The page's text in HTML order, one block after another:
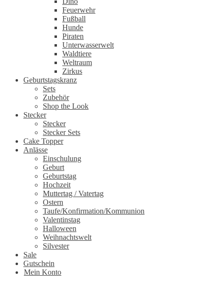
Feuerwehr
Fußball
Hunde
Piraten
Unterwasserwelt
Waldtiere
Weltraum
Zirkus
Geburtstagskranz
Sets
Zubehör
Shop the Look
Stecker
Stecker
Stecker Sets
Cake Topper
Anlässe
Einschulung
Geburt
Geburtstag
Hochzeit
Muttertag / Vatertag
Ostern
Taufe/Konfirmation/Kommunion
Valentinstag
Halloween
Weihnachtswelt
Silvester
Sale
Gutschein
Mein Konto